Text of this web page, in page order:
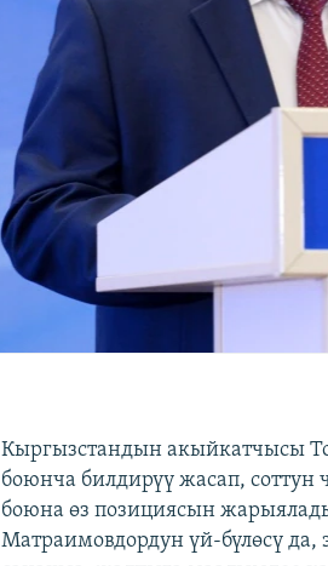
Кыргызстандын акыйкатчысы
боюнча билдирүү жасап,
боюна өз позициясын
Матраимовдордун үй-бүлөсү